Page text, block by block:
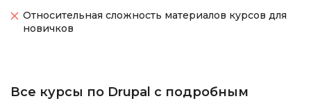
Относительная сложность материалов курсов для
новичков
Все курсы по Drupal с подробным